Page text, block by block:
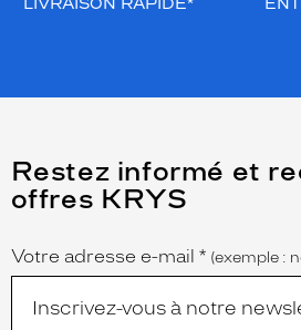
LIVRAISON RAPIDE*
Restez informé et
offres KRYS
Name
Votre adresse e-mail *
(Ce
champ
est
obligatoire)
(exemple :